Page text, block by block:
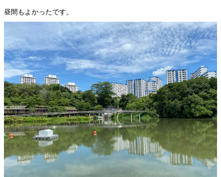
昼間もよかったです。